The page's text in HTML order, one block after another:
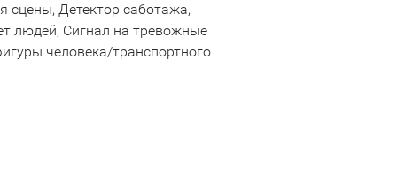
сцены, Детектор саботажа,
людей, Сигнал на тревожные
человека/транспортного